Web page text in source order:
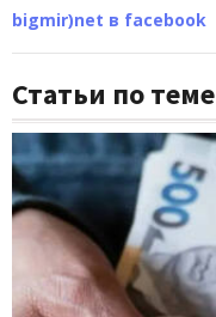
bigmir)net в facebook
Статьи по теме